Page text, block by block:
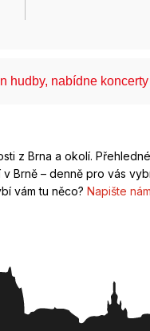
hudby, nabídne
z Brna a okolí.
Brně – denně pro vás
vám tu něco? Napište nám